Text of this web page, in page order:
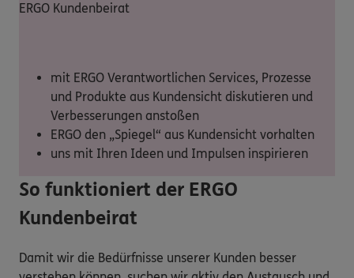
ERGO Kundenbeirat
mit ERGO Verantwortlichen Services, Prozesse
und Produkte aus Kundensicht diskutieren und
Verbesserungen anstoßen
ERGO den „Spiegel“ aus Kundensicht vorhalten
uns mit Ihren Ideen und Impulsen inspirieren
So funktioniert der ERGO
Kundenbeirat
Damit wir die Bedürfnisse unserer Kunden besser